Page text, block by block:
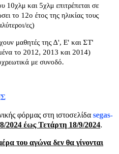
και 5χλμ επιτρέπεται σε
το 12ο έτος της ηλικίας τους
ες)
μαθητές της Δ', Ε' και ΣΤ'
το 2012, 2013 και 2014)
με συνοδό.
φόρμας στη ιστοσελίδα segas-
2024 έως Τετάρτη 18/9/2024.
του αγώνα δεν θα γίνονται